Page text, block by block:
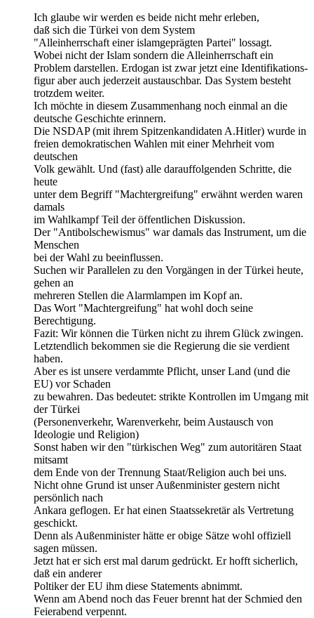
Ich glaube wir werden es beide nicht mehr erleben,
daß sich die Türkei von dem System
"Alleinherrschaft einer islamgeprägten Partei" lossagt.
Wobei nicht der Islam sondern die Alleinherrschaft ein
Problem darstellen. Erdogan ist zwar jetzt eine Identifikations-
figur aber auch jederzeit austauschbar. Das System besteht
trotzdem weiter.
Ich möchte in diesem Zusammenhang noch einmal an die
deutsche Geschichte erinnern.
Die NSDAP (mit ihrem Spitzenkandidaten A.Hitler) wurde in
freien demokratischen Wahlen mit einer Mehrheit vom
deutschen
Volk gewählt. Und (fast) alle darauffolgenden Schritte, die
heute
unter dem Begriff "Machtergreifung" erwähnt werden waren
damals
im Wahlkampf Teil der öffentlichen Diskussion.
Der "Antibolschewismus" war damals das Instrument, um die
Menschen
bei der Wahl zu beeinflussen.
Suchen wir Parallelen zu den Vorgängen in der Türkei heute,
gehen an
mehreren Stellen die Alarmlampen im Kopf an.
Das Wort "Machtergreifung" hat wohl doch seine
Berechtigung.
Fazit: Wir können die Türken nicht zu ihrem Glück zwingen.
Letztendlich bekommen sie die Regierung die sie verdient
haben.
Aber es ist unsere verdammte Pflicht, unser Land (und die
EU) vor Schaden
zu bewahren. Das bedeutet: strikte Kontrollen im Umgang mit
der Türkei
(Personenverkehr, Warenverkehr, beim Austausch von
Ideologie und Religion)
Sonst haben wir den "türkischen Weg" zum autoritären Staat
mitsamt
dem Ende von der Trennung Staat/Religion auch bei uns.
Nicht ohne Grund ist unser Außenminister gestern nicht
persönlich nach
Ankara geflogen. Er hat einen Staatssekretär als Vertretung
geschickt.
Denn als Außenminister hätte er obige Sätze wohl offiziell
sagen müssen.
Jetzt hat er sich erst mal darum gedrückt. Er hofft sicherlich,
daß ein anderer
Poltiker der EU ihm diese Statements abnimmt.
Wenn am Abend noch das Feuer brennt hat der Schmied den
Feierabend verpennt.